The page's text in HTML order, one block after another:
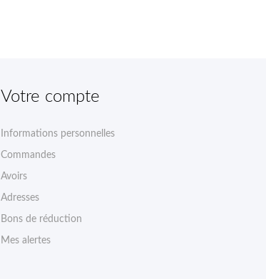
Votre compte
Informations personnelles
Commandes
Avoirs
Adresses
Bons de réduction
Mes alertes